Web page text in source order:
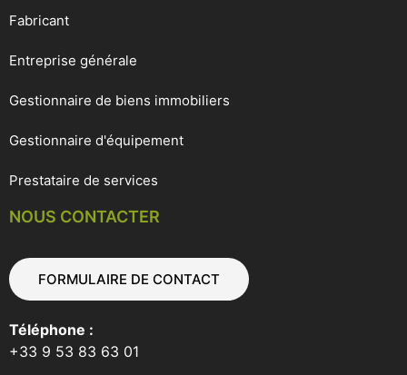
Fabricant
Entreprise générale
Gestionnaire de biens immobiliers
Gestionnaire d'équipement
Prestataire de services
NOUS CONTACTER
FORMULAIRE DE CONTACT
Téléphone :
+33 9 53 83 63 01